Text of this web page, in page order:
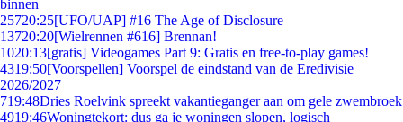
binnen
25720:25[UFO/UAP] #16 The Age of Disclosure
13720:20[Wielrennen #616] Brennan!
1020:13[gratis] Videogames Part 9: Gratis en free-to-play games!
4319:50[Voorspellen] Voorspel de eindstand van de Eredivisie
2026/2027
719:48Dries Roelvink spreekt vakantieganger aan om gele zwembroek
4919:46Woningtekort: dus ga je woningen slopen, logisch